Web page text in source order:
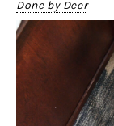
Done by Deer